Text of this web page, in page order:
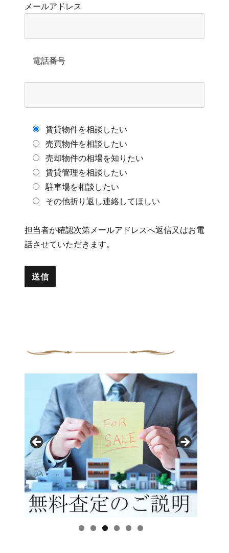
メールアドレス
電話番号
賃貸物件を相談したい
売買物件を相談したい
売却物件の相場を知りたい
賃貸管理を相談したい
駐車場を相談したい
その他折り返し連絡してほしい
担当者が確認次第メールアドレスへ返信又はお電
話させていただきます。